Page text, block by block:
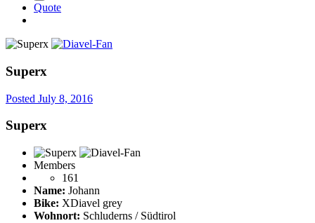
Quote
Superx
Posted July 8, 2016
Superx
Members
161
Name: Johann
Bike: XDiavel grey
Wohnort: Schluderns / Südtirol